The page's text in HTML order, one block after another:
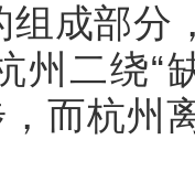
成部分
州二绕“
而杭州